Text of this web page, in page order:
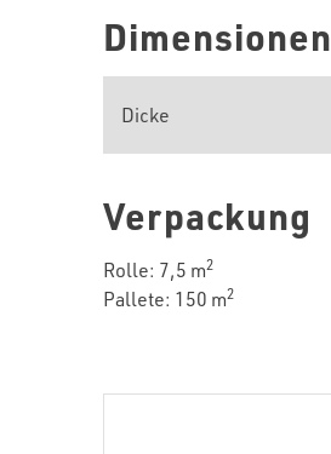
Dimensionen
Dicke
Verpackung
Rolle: 7,5 m2
Pallete: 150 m2